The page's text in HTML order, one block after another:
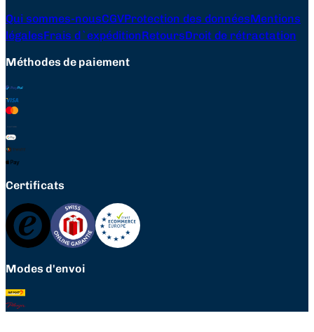
Qui sommes-nousCGVProtection des donnéesMentions
légalesFrais d`expéditionRetoursDroit de rétractation
Méthodes de paiement
Certificats
Modes d'envoi